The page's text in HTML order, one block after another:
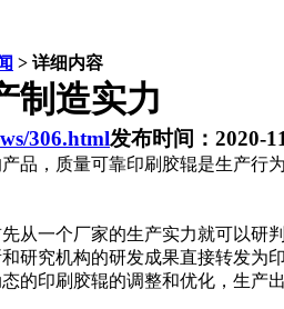
> 详细内容
制造实力
306.html发布时间：2020-
品，质量可靠印刷胶辊是生产行
从一个厂家的生产实力就可以
研究机构的研发成果直接转发
的印刷胶辊的调整和优化，生产